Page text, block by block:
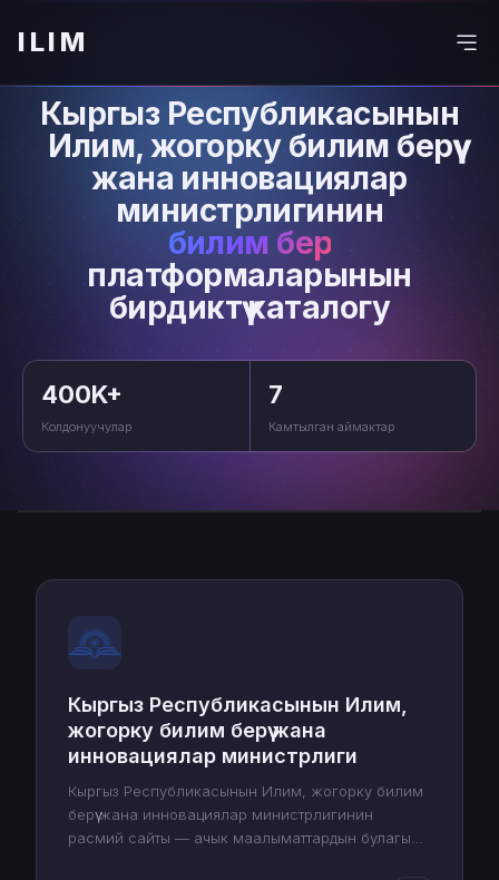
ILIM
Кыргыз Республикасынын
Илим, жогорку билим берүү
жана инновациялар
министрлигинин
билим берүү
платформаларынын
бирдиктүү каталогу
400K+
Колдонуучулар
7
Камтылган аймактар
Кыргыз Республикасынын Илим,
жогорку билим берүү жана
инновациялар министрлиги
Кыргыз Республикасынын Илим, жогорку билим
берүү жана инновациялар министрлигинин
расмий сайты — ачык маалыматтардын булагы